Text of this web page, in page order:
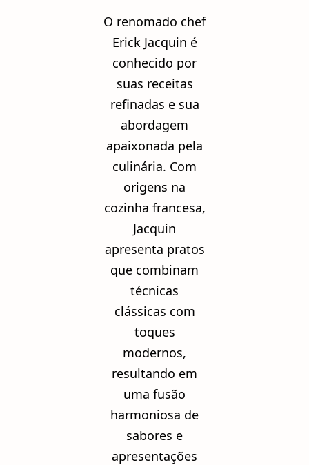
O renomado chef
Erick Jacquin é
conhecido por
suas receitas
refinadas e sua
abordagem
apaixonada pela
culinária. Com
origens na
cozinha francesa,
Jacquin
apresenta pratos
que combinam
técnicas
clássicas com
toques
modernos,
resultando em
uma fusão
harmoniosa de
sabores e
apresentações